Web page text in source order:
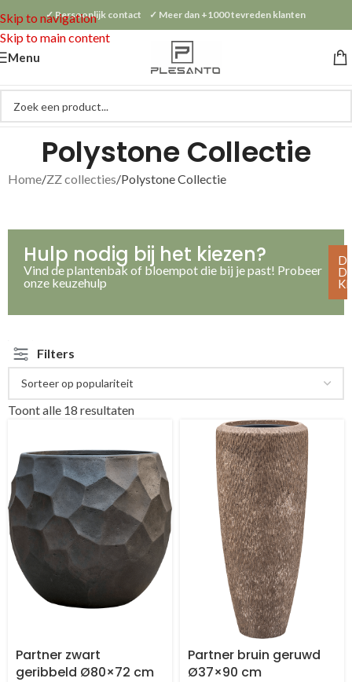
Skip to navigation
Skip to main content
✓ Persoonlijk contact ✓ Meer dan +1000 tevreden klanten
Menu
Polystone Collectie
Home ZZ collecties Polystone Collectie
Hulp nodig bij het kiezen?
Vind de plantenbak of bloempot die bij je past! Probeer
onze keuzehulp
Filters
Toont alle 18 resultaten
Partner zwart
geribbeld Ø80×72 cm
Partner bruin geruwd
Ø37×90 cm